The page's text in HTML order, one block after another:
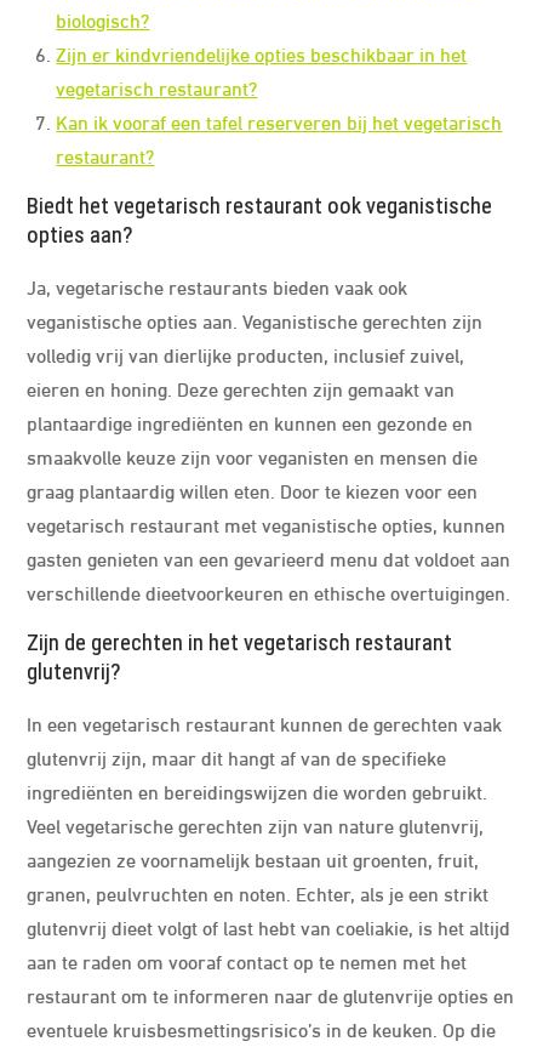
biologisch?
Zijn er kindvriendelijke opties beschikbaar in het
vegetarisch restaurant?
Kan ik vooraf een tafel reserveren bij het vegetarisch
restaurant?
Biedt het vegetarisch restaurant ook veganistische
opties aan?
Ja, vegetarische restaurants bieden vaak ook
veganistische opties aan. Veganistische gerechten zijn
volledig vrij van dierlijke producten, inclusief zuivel,
eieren en honing. Deze gerechten zijn gemaakt van
plantaardige ingrediënten en kunnen een gezonde en
smaakvolle keuze zijn voor veganisten en mensen die
graag plantaardig willen eten. Door te kiezen voor een
vegetarisch restaurant met veganistische opties, kunnen
gasten genieten van een gevarieerd menu dat voldoet aan
verschillende dieetvoorkeuren en ethische overtuigingen.
Zijn de gerechten in het vegetarisch restaurant
glutenvrij?
In een vegetarisch restaurant kunnen de gerechten vaak
glutenvrij zijn, maar dit hangt af van de specifieke
ingrediënten en bereidingswijzen die worden gebruikt.
Veel vegetarische gerechten zijn van nature glutenvrij,
aangezien ze voornamelijk bestaan uit groenten, fruit,
granen, peulvruchten en noten. Echter, als je een strikt
glutenvrij dieet volgt of last hebt van coeliakie, is het altijd
aan te raden om vooraf contact op te nemen met het
restaurant om te informeren naar de glutenvrije opties en
eventuele kruisbesmettingsrisico’s in de keuken. Op die